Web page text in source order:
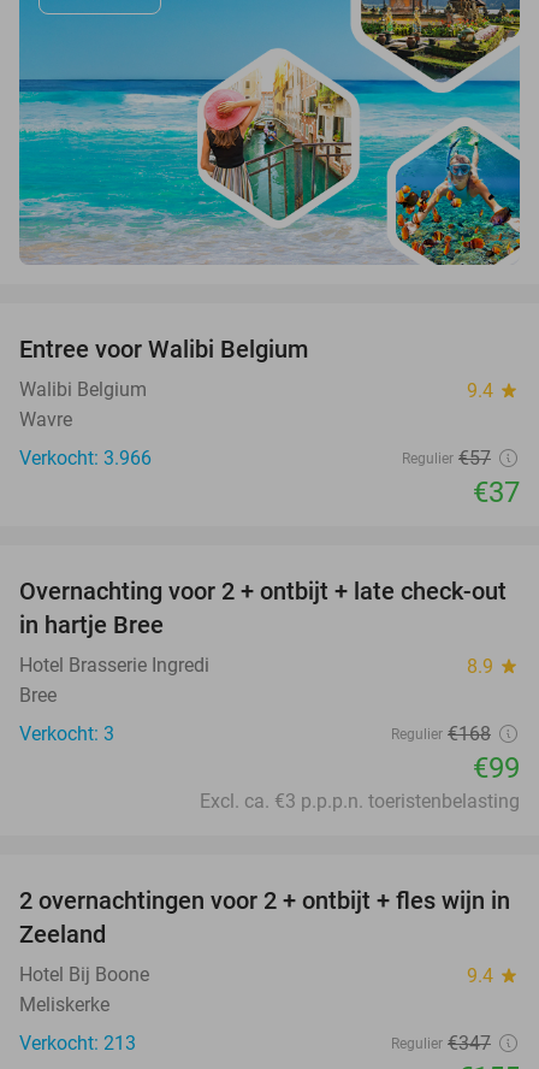
Entree voor Walibi Belgium
Walibi Belgium 9.4 star
Wavre
Verkocht: 3.966
Regulier €57
€37
41%
TODAY
Overnachting voor 2 + ontbijt + late check-out
in hartje Bree
Hotel Brasserie Ingredi 8.9 star
Bree
Verkocht: 3
Regulier €168
€99
Excl. ca. €3 p.p.p.n. toeristenbelasting
55%
2 overnachtingen voor 2 + ontbijt + fles wijn in
Zeeland
Hotel Bij Boone 9.4 star
Meliskerke
Verkocht: 213
Regulier €347